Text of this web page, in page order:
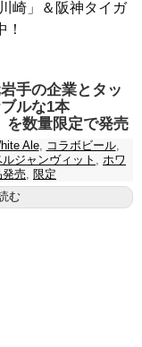
崎」＆阪神タイガ
手の企業とタッ
ルな1本
を数量限定で発売
Ale, コラボビール,
ルジャンヴィット , ホワ
発売, 限定
む